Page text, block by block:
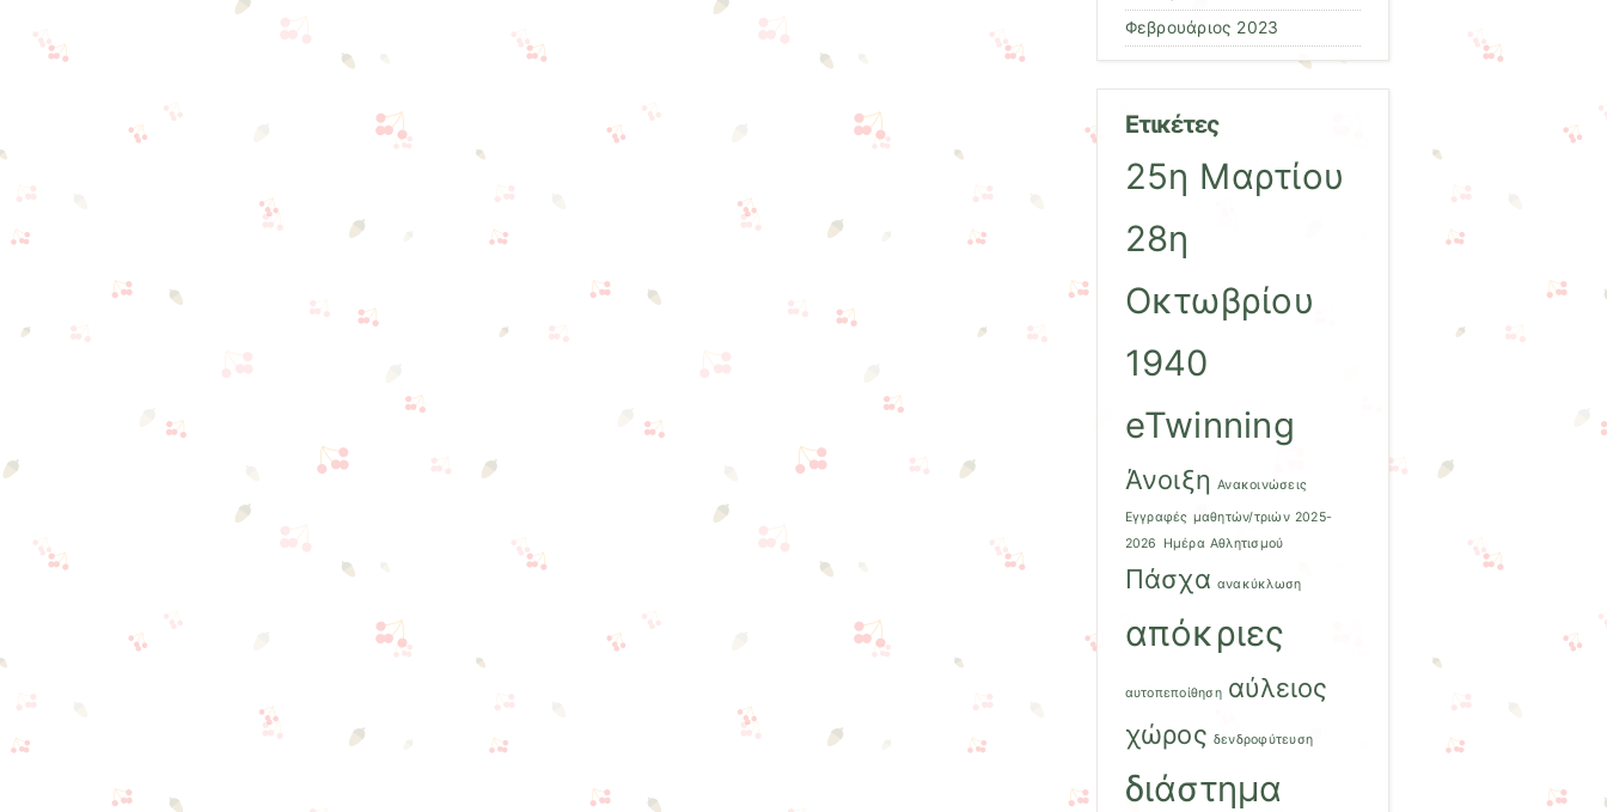
Φεβρουάριος 2023
Ετικέτες
25η Μαρτίου
28η
Οκτωβρίου
1940
eTwinning
Άνοιξη Ανακοινώσεις
Εγγραφές μαθητών/τριών 2025-
2026
Ημέρα Αθλητισμού
Πάσχα ανακύκλωση
απόκριες
αυτοπεποίθηση αύλειος
χώρος δενδροφύτευση
διάστημα